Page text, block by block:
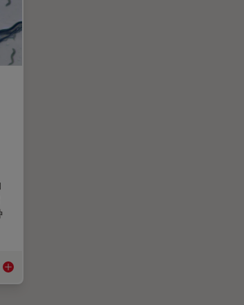
研究秀丽隐杆线虫（C. elegans）